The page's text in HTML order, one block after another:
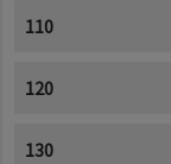
110
120
130